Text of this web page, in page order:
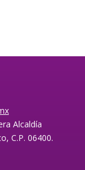
Alcaldía
C.P. 06400.